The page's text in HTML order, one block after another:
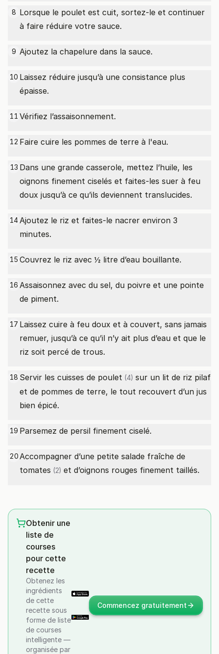
8 Lorsque le poulet est cuit, sortez-le et continuer
à faire réduire votre sauce.
9 Ajoutez la chapelure dans la sauce.
10 Laissez réduire jusqu’à une consistance plus
épaisse.
11 Vérifiez l’assaisonnement.
12 Faire cuire les pommes de terre à l'eau.
13 Dans une grande casserole, mettez l’huile, les
oignons finement ciselés et faites-les suer à feu
doux jusqu’à ce qu’ils deviennent translucides.
14 Ajoutez le riz et faites-le nacrer environ 3
minutes.
15 Couvrez le riz avec ½ litre d’eau bouillante.
16 Assaisonnez avec du sel, du poivre et une pointe
de piment.
17 Laissez cuire à feu doux et à couvert, sans jamais
remuer, jusqu’à ce qu’il n’y ait plus d’eau et que le
riz soit percé de trous.
18 Servir les cuisses de poulet (4) sur un lit de riz pilaf
et de pommes de terre, le tout recouvert d’un jus
bien épicé.
19 Parsemez de persil finement ciselé.
20Accompagner d’une petite salade fraîche de
tomates (2) et d’oignons rouges finement taillés.
Obtenir une
liste de
courses
pour cette
recette
Obtenez les
ingrédients
de cette
recette sous
forme de liste
de courses
intelligente —
organisée par
Commencez gratuitement